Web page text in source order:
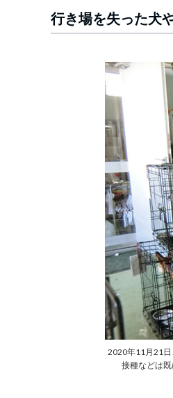
行き場を失った犬
2020年11月21
接種などは